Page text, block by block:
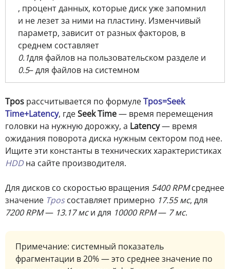
, процент данных, которые диск уже запомнил
и не лезет за ними на пластину. Изменчивый
параметр, зависит от разных факторов, в
среднем составляет
0.1для файлов на пользовательском разделе и
0.5– для файлов на системном
Tpos рассчитывается по формулеTpos=Seek
Time+Latency, гдеSeek Time— время перемещения
головки на нужную дорожку, а Latency— время
ожидания поворота диска нужным сектором под нее.
Ищите эти константы в технических характеристиках
HDDна сайте производителя.
Для дисков со скоростью вращения 5400 RPMсреднее
значение Tposсоставляет примерно 17.55 мс, для
7200 RPM— 13.17 мси для 10000 RPM— 7 мс.
Примечание: системный показатель
фрагментации в 20% — это среднее значение по